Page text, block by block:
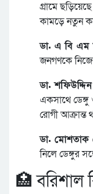
গ্রামে
কামড়ে নতুন
ডা. এ বি এম
জনগণকে
ডা.
একসাথে ডেঙ্গু
রোগী আক্রান্ত
ডা. মোশতাক
নিলে ডেঙ্গুর
🏥 বরিশাল